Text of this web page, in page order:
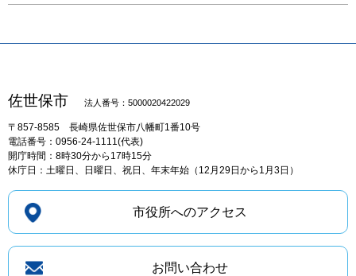
佐世保市 法人番号：5000020422029
〒857-8585 長崎県佐世保市八幡町1番10号
電話番号：0956-24-1111(代表)
開庁時間：8時30分から17時15分
休庁日：土曜日、日曜日、祝日、年末年始（12月29日から1月3日）
市役所へのアクセス
お問い合わせ